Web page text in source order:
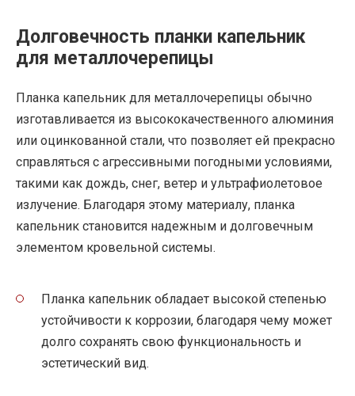
Долговечность планки капельник
для металлочерепицы
Планка капельник для металлочерепицы обычно
изготавливается из высококачественного алюминия
или оцинкованной стали, что позволяет ей прекрасно
справляться с агрессивными погодными условиями,
такими как дождь, снег, ветер и ультрафиолетовое
излучение. Благодаря этому материалу, планка
капельник становится надежным и долговечным
элементом кровельной системы.
Планка капельник обладает высокой степенью
устойчивости к коррозии, благодаря чему может
долго сохранять свою функциональность и
эстетический вид.